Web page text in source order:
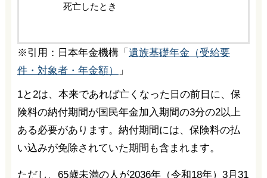
死亡したとき
※引用：日本年金機構「 遺族基礎年金（受給要
件・対象者・年金額）
」
1と2は、本来であれば亡くなった日の前日に、保
険料の納付期間が国民年金加入期間の3分の2以上
ある必要があります。納付期間には、保険料の払
い込みが免除されていた期間も含まれます。
ただし、65歳未満の人が2036年（令和18年）3月31